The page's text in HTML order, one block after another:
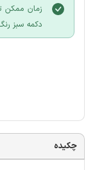
زمان ممکن
دکمه سبز
چکیده